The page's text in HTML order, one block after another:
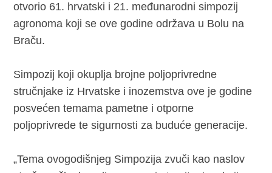
otvorio 61. hrvatski i 21. međunarodni simpozij
agronoma koji se ove godine održava u Bolu na
Braču.
Simpozij koji okuplja brojne poljoprivredne
stručnjake iz Hrvatske i inozemstva ove je godine
posvećen temama pametne i otporne
poljoprivrede te sigurnosti za buduće generacije.
„Tema ovogodišnjeg Simpozija zvuči kao naslov